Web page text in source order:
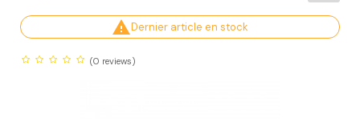
Dernier article en stock
(0 reviews)